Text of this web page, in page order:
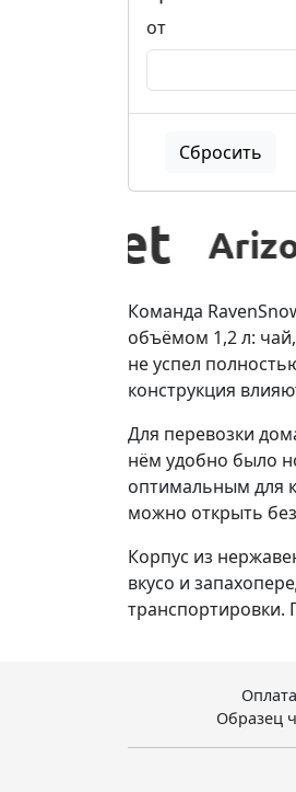
от
Сбросить
Команда
объёмом 1,2 л:
не успел
конструкция
Для перевозки
нём удобно было
оптимальным для
можно открыть
Корпус из
вкусо­ и
Оплата
Образец